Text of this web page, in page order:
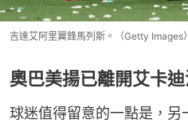
吉達艾阿里翼鋒馬列斯。（Getty Images）
奧巴美揚已離開艾卡
球迷值得留意的一點是，